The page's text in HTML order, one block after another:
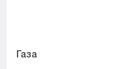
Газа